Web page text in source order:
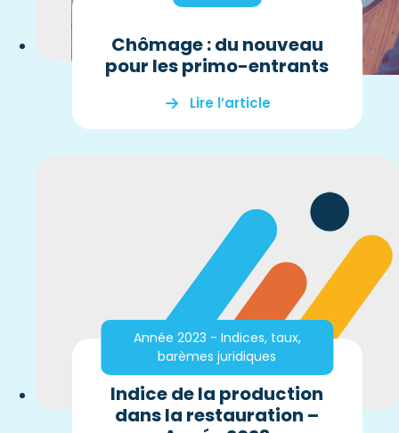
Chômage : du nouveau
pour les primo-entrants
Lire l’article
Année 2023 - Indices, taux,
barèmes juridiques
Indice de la production
dans la restauration –